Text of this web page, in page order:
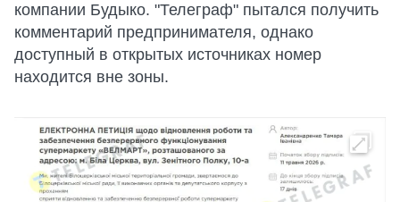
компании Будыко. "Телеграф" пытался получить
комментарий предпринимателя, однако
доступный в открытых источниках номер
находится вне зоны.